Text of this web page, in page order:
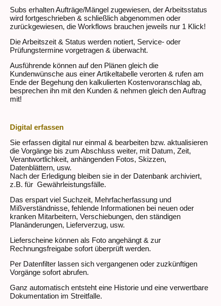
Subs erhalten Aufträge/Mängel zugewiesen, der Arbeitsstatus
wird fortgeschrieben & schließlich abgenommen oder
zurückgewiesen, die Workflows brauchen jeweils nur 1 Klick!
Die Arbeitszeit & Status werden notiert, Service- oder
Prüfungstermine vorgetragen & überwacht.
Ausführende können auf den Plänen gleich die
Kundenwünsche aus einer Artikeltabelle verorten & rufen am
Ende der Begehung den kalkulierten Kostenvoranschlag ab,
besprechen ihn mit den Kunden & nehmen gleich den Auftrag
mit!
Digital erfassen
Sie erfassen digital nur einmal & bearbeiten bzw. aktualisieren
die Vorgänge bis zum Abschluss weiter, mit Datum, Zeit,
Verantwortlichkeit, anhängenden Fotos, Skizzen,
Datenblättern, usw.
Nach der Erledigung bleiben sie in der Datenbank archiviert,
z.B. für Gewährleistungsfälle.
Das erspart viel Suchzeit, Mehrfacherfassung und
Mißverständnisse, fehlende Informationen bei neuen oder
kranken Mitarbeitern, Verschiebungen, den ständigen
Planänderungen, Lieferverzug, usw.
Lieferscheine können als Foto angehängt & zur
Rechnungsfreigabe sofort überprüft werden.
Per Datenfilter lassen sich vergangenen oder zuzkünftigen
Vorgänge sofort abrufen.
Ganz automatisch entsteht eine Historie und eine verwertbare
Dokumentation im Streitfalle.